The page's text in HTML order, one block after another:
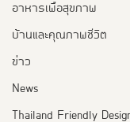
อาหารเพือสุขภาพ
บ้านและคุณภาพชีวิต
ข่าว
News
Thailand Friendly